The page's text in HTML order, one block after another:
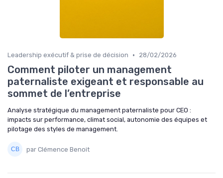
Leadership exécutif & prise de décision • 28/02/2026
Comment piloter un management
paternaliste exigeant et responsable au
sommet de l’entreprise
Analyse stratégique du management paternaliste pour CEO :
impacts sur performance, climat social, autonomie des équipes et
pilotage des styles de management.
par Clémence Benoit